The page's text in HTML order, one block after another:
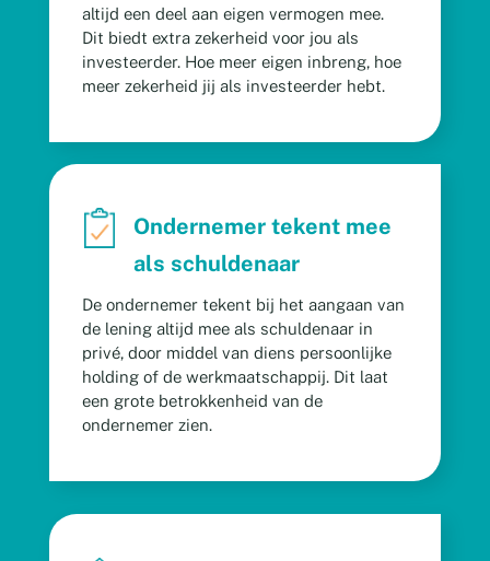
altijd een deel aan eigen vermogen mee.
Dit biedt extra zekerheid voor jou als
investeerder. Hoe meer eigen inbreng, hoe
meer zekerheid jij als investeerder hebt.
Ondernemer tekent mee
als schuldenaar
De ondernemer tekent bij het aangaan van
de lening altijd mee als schuldenaar in
privé, door middel van diens persoonlijke
holding of de werkmaatschappij. Dit laat
een grote betrokkenheid van de
ondernemer zien.